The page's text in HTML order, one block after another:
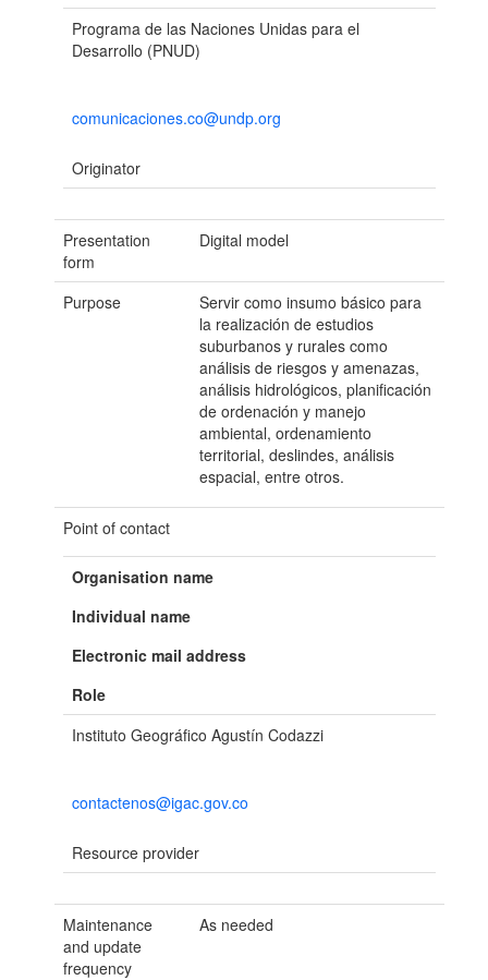
Programa de las Naciones Unidas para el
Desarrollo (PNUD)
comunicaciones.co@undp.org
Originator
Presentation
form
Digital model
Purpose
Servir como insumo básico para
la realización de estudios
suburbanos y rurales como
análisis de riesgos y amenazas,
análisis hidrológicos, planificación
de ordenación y manejo
ambiental, ordenamiento
territorial, deslindes, análisis
espacial, entre otros.
Point of contact
Organisation name
Individual name
Electronic mail address
Role
Instituto Geográfico Agustín Codazzi
contactenos@igac.gov.co
Resource provider
Maintenance
and update
frequency
As needed